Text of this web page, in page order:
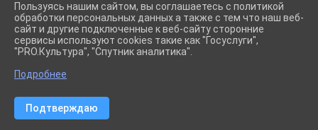
Крыловского сельского
поселения
"Реставрационный ремонт
памятника воинам, погибшим
в годы Великой
2015 год.
Закупка товаров, работ и
услуг для (государственных)
муниципальных нужд
Пользуясь нашим сайтом, вы соглашаетесь с политикой
обработки персональных данных а также с тем что наш веб-
сайт и другие подключенные к веб-сайту сторонние
сервисы используют cookies такие как "Госуслуги",
"PRO.Культура", "Спутник аналитика".
Подробнее
Подтверждаю